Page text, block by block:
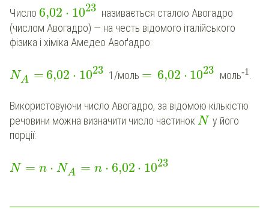
Число 6,02 ⋅ 1023 називається сталою Авогадро
(числом Авогадро) — на честь відомого італійського
фізика і хіміка Амедео Авоґадро:
NA = 6,02 ⋅ 1023 1/моль = 6,02 ⋅ 1023 моль-1
Використовуючи число Авогадро, за відомою кількістю
речовини можна визначити число частинок N у його
порції:
N = n ⋅ NA = n ⋅ 6,02 ⋅ 1023